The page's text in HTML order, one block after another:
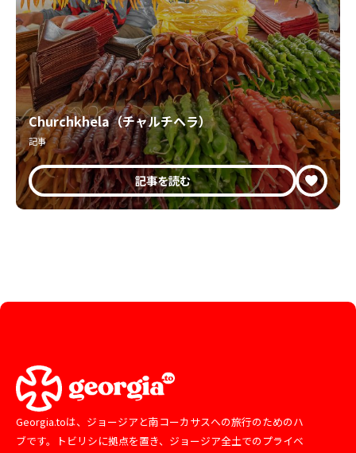
Churchkhela（チャルチヘラ）
記事
記事を読む
Georgia.toは、ジョージアと南コーカサスへの旅行のためのハ
ブです。トビリシに拠点を置き、ジョージア全土でのプライベ